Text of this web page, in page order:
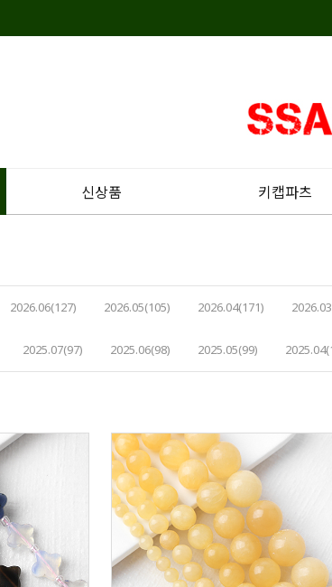
신상품 키캡파츠
2026.06(127) 2026.05(105) 2026.04(171)
2025.07(97) 2025.06(98) 2025.05(99)